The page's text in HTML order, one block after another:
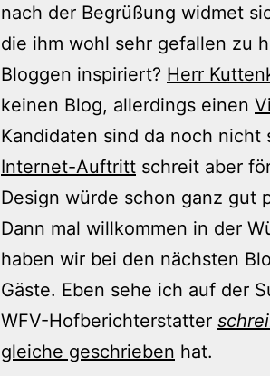
nach der Begrüßung widmet
die ihm wohl sehr gefallen zu
Bloggen inspiriert? Herr
keinen Blog, allerdings einen
Kandidaten sind da noch nicht
Internet-Auftritt schreit aber
Design würde schon ganz gut
Dann mal willkommen in der
haben wir bei den nächsten
Gäste. Eben sehe ich auf der
WFV-Hofberichterstatter
gleiche geschrieben hat.